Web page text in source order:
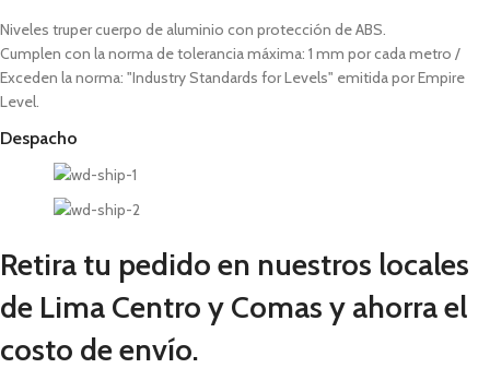
Niveles truper cuerpo de aluminio con protección de ABS.
Cumplen con la norma de tolerancia máxima: 1 mm por cada metro /
Exceden la norma: "Industry Standards for Levels" emitida por Empire
Level.
Despacho
Retira tu pedido en nuestros locales
de Lima Centro y Comas y ahorra el
costo de envío.